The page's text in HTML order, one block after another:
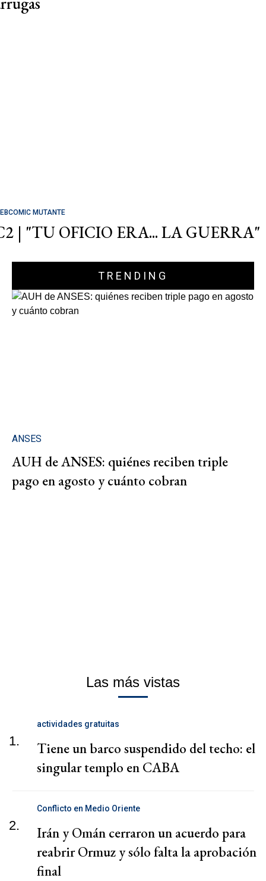
MUTANTE
| "TU OFICIO ERA... LA GUERRA"
TRENDING
ANSES
AUH de ANSES: quiénes reciben triple
pago en agosto y cuánto cobran
Las más vistas
1.
actividades gratuitas
Tiene un barco suspendido del techo: el
singular templo en CABA
2.
Conflicto en Medio Oriente
Irán y Omán cerraron un acuerdo para
reabrir Ormuz y sólo falta la aprobación
final